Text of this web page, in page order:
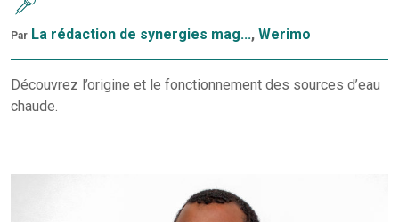
Par La rédaction de synergies mag..., Werimo
Découvrez l’origine et le fonctionnement des sources d’eau
chaude.